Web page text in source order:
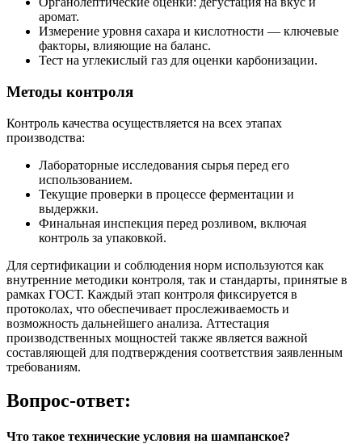
аромат.
Измерение уровня сахара и кислотности — ключевые
факторы, влияющие на баланс.
Тест на углекислый газ для оценки карбонизации.
Методы контроля
Контроль качества осуществляется на всех этапах
производства:
Лабораторные исследования сырья перед его
использованием.
Текущие проверки в процессе ферментации и
выдержки.
Финальная инспекция перед розливом, включая
контроль за упаковкой.
Для сертификации и соблюдения норм используются как
внутренние методики контроля, так и стандарты, принятые в
рамках ГОСТ. Каждый этап контроля фиксируется в
протоколах, что обеспечивает прослеживаемость и
возможность дальнейшего анализа. Аттестация
производственных мощностей также является важной
составляющей для подтверждения соответствия заявленным
требованиям.
Вопрос-ответ:
Что такое технические условия на шампанское?